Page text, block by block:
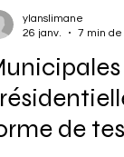
de
ylanslimane
26 janv.
7 min